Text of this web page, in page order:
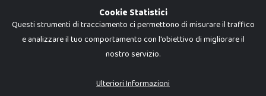
Dadi e Mattoncini è un brand di Giocabene Srl. Ogni riproduzione o utilizzo non
I prezzi e le promozioni pubblicate potrebbero differire da quanto esposto in
Cookie Statistici
Questi strumenti di tracciamento ci permettono di misurare il traffico
e analizzare il tuo comportamento con l'obiettivo di migliorare il
nostro servizio.
Ulteriori Informazioni